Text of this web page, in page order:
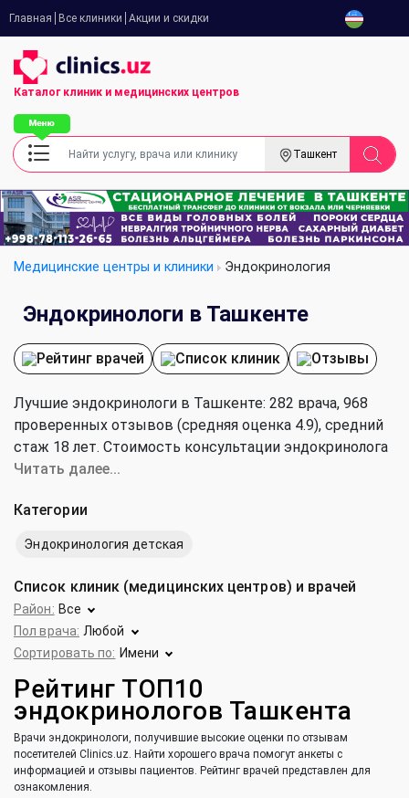
Главная Все клиники Акции и скидки
Каталог клиник и медицинских центров
Ташкент
Медицинские центры и клиники Эндокринология
Эндокринологи в Ташкенте
Рейтинг врачей Список клиник Отзывы
Лучшие эндокринологи в Ташкенте: 282 врача, 968
проверенных отзывов (средняя оценка 4.9), cредний
стаж 18 лет. Стоимость консультации эндокринолога
от 59 100 до 1 500 000 сум (средняя цена 212 000 сум).
Читать далее...
Категории
Эндокринология детская
Список клиник (медицинских центров) и врачей
Район: Все
Пол врача: Любой
Сортировать по: Имени
Рейтинг ТОП10
эндокринологов Ташкента
Врачи эндокринологи, получившие высокие оценки по отзывам
посетителей Clinics.uz. Найти хорошего врача помогут анкеты с
информацией и отзывы пациентов. Рейтинг врачей представлен для
ознакомления.